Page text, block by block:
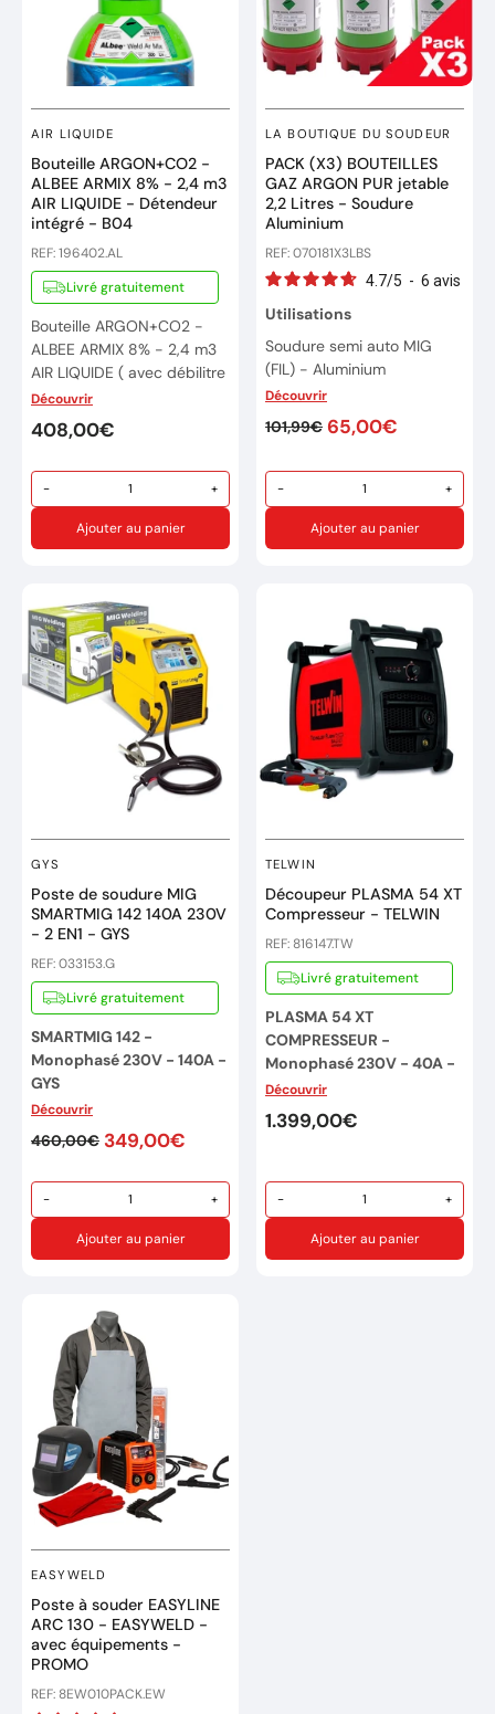
• Position soudage à
l’électrode enrobée
Marque : EASYWELD
Garantie de 2 ans
AIR LIQUIDE
Bouteille ARGON+CO2 -
ALBEE ARMIX 8% - 2,4 m3
AIR LIQUIDE - Détendeur
intégré - B04
REF: 196402.AL
Livré gratuitement
Bouteille ARGON+CO2 -
ALBEE ARMIX 8% - 2,4 m3
AIR LIQUIDE ( avec débilitre
intégré)
Bouteille de gaz d'ARGON +
de gaz
Pour le soudage au
MIG/MAG : ACIER DOUX
Marque: AIR LIQUIDE
Code télématique : B04
Réference : 196402
Découvrir
408,00€
- +
Ajouter au panier
LA BOUTIQUE DU SOUDEUR
PACK (X3) BOUTEILLES
GAZ ARGON PUR jetable
2,2 Litres - Soudure
Aluminium
REF: 070181X3LBS
4.7/5 - 6 avis
Utilisations
Soudure semi auto MIG
(FIL) - Aluminium
Soudure TIG - Acier / Inox /
Aluminium
Soudeur
Réference: 070181X3
Découvrir
101,99€ 65,00€
- +
Ajouter au panier
GYS
Poste de soudure MIG
SMARTMIG 142 140A 230V
- 2 EN1 - GYS
REF: 033153.G
Livré gratuitement
SMARTMIG 142 -
Monophasé 230V - 140A -
GYS
Livré en boite carton
LIVRE AVEC:
1x Une pince de masse
1x Une torche Mig 150A
2,2m équipée en 0,8mm
1x Notice d'utilisation.
Réference: 033153
Garantie de 2 ans
Découvrir
460,00€ 349,00€
- +
Ajouter au panier
TELWIN
Découpeur PLASMA 54 XT
Compresseur - TELWIN
REF: 816147.TW
Livré gratuitement
PLASMA 54 XT
COMPRESSEUR -
Monophasé 230V - 40A -
TELWIN (Made in Italy)
Autonome - Compresseur
découpage à air
comprimé.
Poste portable, ventilé,
Découvrir
1.399,00€
- +
Ajouter au panier
EASYWELD
Poste à souder EASYLINE
ARC 130 - EASYWELD -
avec équipements -
PROMO
REF: 8EW010PACK.EW